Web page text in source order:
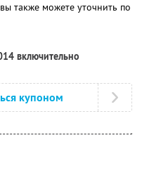
также можете уточнить по
включительно
купоном